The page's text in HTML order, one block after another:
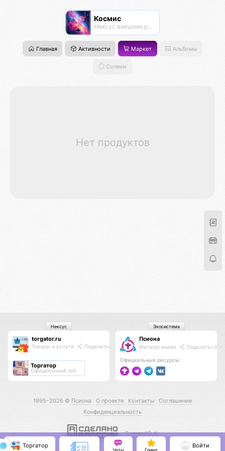
Космис
Нексус внешних рубежей
Главная Активности Маркет Альбомы
Солики
Нет продуктов
torgator.ru
Товары и услуги Поделиться
Торгатор
Официальный хаб
Нексус
Псиона
Метаорганизм Поделиться
Официальные ресурсы:
Экосистема
1995–2026 © Псиона О проекте Контакты
Соглашение
Конфиденциальность
С нами КО 🕉️
Торгатор
Чаты Гринд
Войти